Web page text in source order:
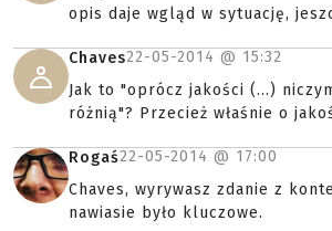
opis daje wgląd w sytuację,
Chaves22-05-2014 @ 15:32
Jak to "oprócz jakości (...)
różnią"? Przecież właśnie o
Rogaś22-05-2014 @ 17:00
Chaves, wyrywasz zdanie z
nawiasie było kluczowe.